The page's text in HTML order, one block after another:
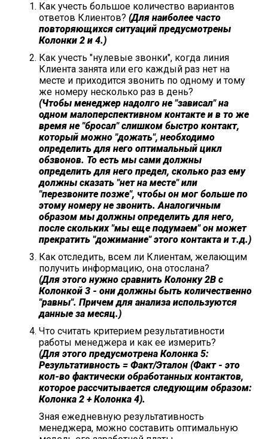
Как учесть большое количество вариантов
ответов Клиентов? (Для наиболее часто
повторяющихся ситуаций предусмотрены
Колонки 2 и 4.)
Как учесть "нулевые звонки", когда линия
Клиента занята или его каждый раз нет на
месте и приходится звонить по одному и тому
же номеру несколько раз в день?
(Чтобы менеджер надолго не "зависал" на
одном малоперспективном контакте и в то же
время не "бросал" слишком быстро контакт,
который можно "дожать", необходимо
определить для него оптимальный цикл
обзвонов. То есть мы сами должны
определить для него предел, сколько раз ему
должны сказать "нет на месте" или
"перезвоните позже", чтобы он мог больше по
этому номеру не звонить. Аналогичным
образом мы должны определить для него,
после скольких "мы еще подумаем" он может
прекратить "дожимание" этого контакта и т.д.)
Как отследить, всем ли Клиентам, желающим
получить информацию, она отослана?
(Для этого нужно сравнить Колонку 2В с
Колонкой 3 - они должны быть количественно
"равны". Причем для анализа используются
данные за месяц.)
Что считать критерием результативности
работы менеджера и как ее измерить?
(Для этого предусмотрена Колонка 5:
Результативность = Факт/Эталон (Факт - это
кол-во фактически обработанных контактов,
которое рассчитывается следующим образом:
Колонка 2 + Колонка 4).
Зная ежедневную результативность
менеджера, можно составить оптимальную